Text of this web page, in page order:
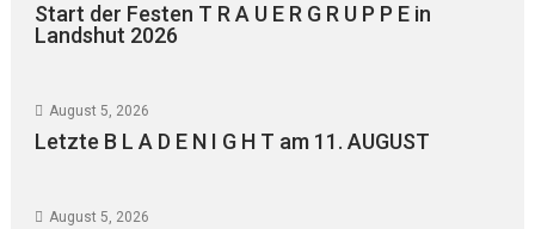
Start der Festen T R A U E R G R U P P E in
Landshut 2026
August 5, 2026
Letzte B L A D E N I G H T am 11. AUGUST
August 5, 2026